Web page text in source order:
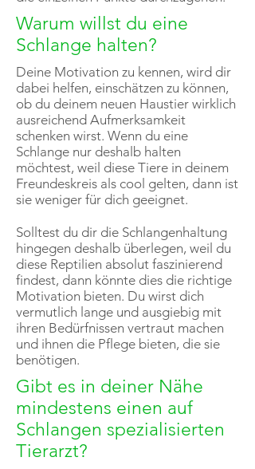
Warum willst du eine
Schlange halten?
Deine Motivation zu kennen, wird dir
dabei helfen, einschätzen zu können,
ob du deinem neuen Haustier wirklich
ausreichend Aufmerksamkeit
schenken wirst. Wenn du eine
Schlange nur deshalb halten
möchtest, weil diese Tiere in deinem
Freundeskreis als cool gelten, dann ist
sie weniger für dich geeignet.
Solltest du dir die Schlangenhaltung
hingegen deshalb überlegen, weil du
diese Reptilien absolut faszinierend
findest, dann könnte dies die richtige
Motivation bieten. Du wirst dich
vermutlich lange und ausgiebig mit
ihren Bedürfnissen vertraut machen
und ihnen die Pflege bieten, die sie
benötigen.
Gibt es in deiner Nähe
mindestens einen auf
Schlangen spezialisierten
Tierarzt?